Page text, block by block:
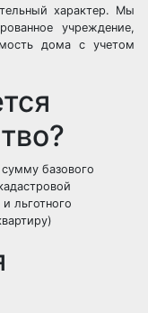
характер. Мы
учреждение,
дома с учетом
базового
льготного